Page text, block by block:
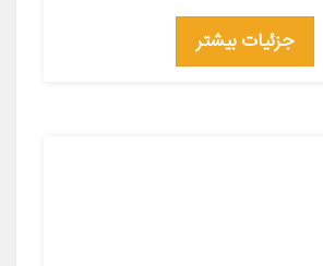
جزئیات بیشتر